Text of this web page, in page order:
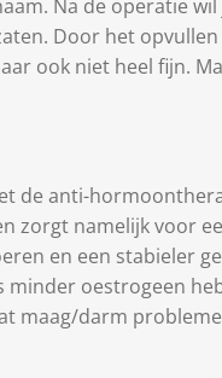
Na de operatie wil
Door het opvullen
ook niet heel fijn.
de anti-
zorgt namelijk voor
en een stabieler
minder oestrogeen
maag/darm